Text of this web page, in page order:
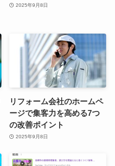
2025年9月8日
リフォーム会社のホームペ
ージで集客力を高める7つ
の改善ポイント
2025年9月8日